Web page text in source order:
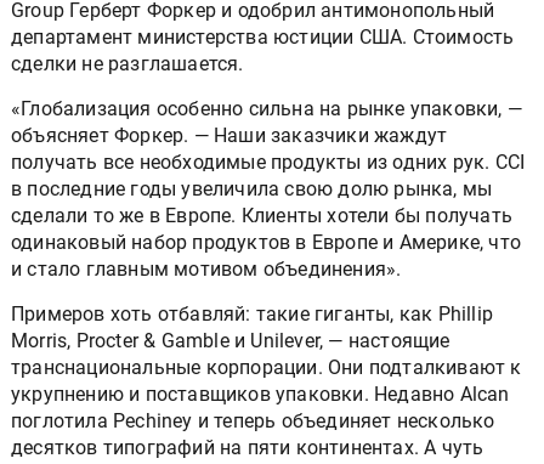
департамент министерства юстиции США. Стоимость
сделки не разглашается.
объясняет Форкер. — Наши заказчики жаждут
получать все необходимые продукты из одних рук. CCI
в последние годы увеличила свою долю рынка, мы
сделали то же в Европе. Клиенты хотели бы получать
одинаковый набор продуктов в Европе и Америке, что
и стало главным мотивом объединения».
Morris, Procter & Gamble и Unilever, — настоящие
транснациональные корпорации. Они подталкивают к
укрупнению и поставщиков упаковки. Недавно Alcan
поглотила Pechiney и теперь объединяет несколько
десятков типографий на пяти континентах. А чуть
раньше она приобрела крупнейшего упаковщика